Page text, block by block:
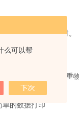
么可以帮
担心插座电压不对。
电。
入 Scale-IoT® 秤重物
单的数据打印